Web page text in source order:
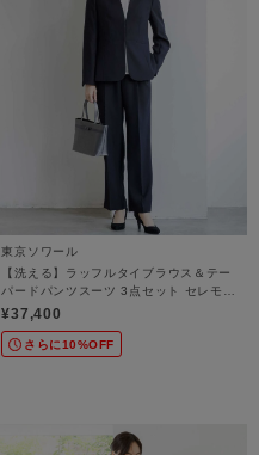
東京ソワール
【洗える】ラッフルタイブラウス＆テー
パードパンツスーツ 3点セット セレモニ
ースーツ【卒業式・入学式・学校行事・
¥37,400
さらに10%OFF